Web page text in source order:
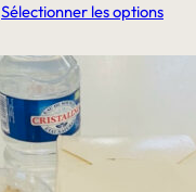
Sélectionner les options